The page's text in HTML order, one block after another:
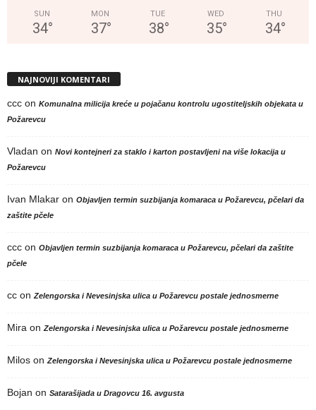
SUN
34°
MON
37°
TUE
38°
WED
35°
THU
34°
NAJNOVIJI KOMENTARI
ccc on Komunalna milicija kreće u pojačanu kontrolu ugostiteljskih objekata u
Požarevcu
Vladan on Novi kontejneri za staklo i karton postavljeni na više lokacija u
Požarevcu
Ivan Mlakar on Objavljen termin suzbijanja komaraca u Požarevcu, pčelari da
zaštite pčele
ccc on Objavljen termin suzbijanja komaraca u Požarevcu, pčelari da zaštite
pčele
cc on Zelengorska i Nevesinjska ulica u Požarevcu postale jednosmerne
Mira on Zelengorska i Nevesinjska ulica u Požarevcu postale jednosmerne
Milos on Zelengorska i Nevesinjska ulica u Požarevcu postale jednosmerne
Bojan on Satarašijada u Dragovcu 16. avgusta